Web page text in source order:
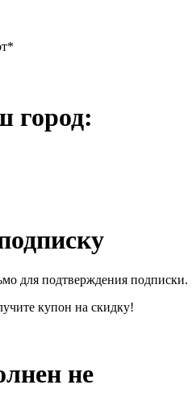
*
город:
для подтверждения подписки.
купон на скидку!
не